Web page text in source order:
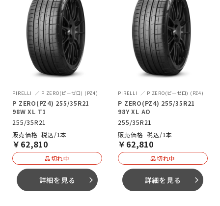
PIRELLI P ZERO(ピーゼロ) (PZ4)
P ZERO(PZ4) 255/35R21
98W XL T1
255/35R21
税込/1本
￥ 62,810
品切れ中
詳細を見る arrow_forward_ios
PIRELLI P ZERO(ピーゼロ) (PZ4)
P ZERO(PZ4) 255/35R21
98Y XL AO
255/35R21
税込/1本
￥ 62,810
品切れ中
詳細を見る arrow_forward_ios